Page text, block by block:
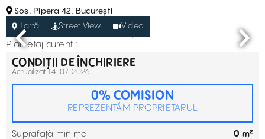
Sos. Pipera 42, București
Hartă
Street View Video
Plan etaj curent :
CONDIȚII DE ÎNCHIRIERE
Actualizat 14-07-2026
0% COMISION
REPREZENTĂM PROPRIETARUL
Suprafață minimă 0 m²